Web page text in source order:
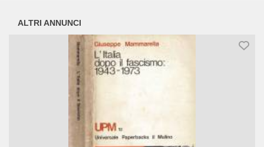
ALTRI ANNUNCI